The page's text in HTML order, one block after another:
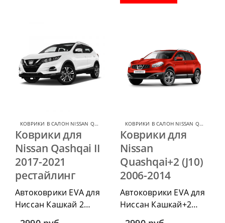
водительский коврик,
КОВРИКИ В САЛОН NISSAN QASHQAI КОВРИКИ В САЛОН ДЛЯ NISSAN
Коврики для
Nissan Qashqai II
2017-2021
рестайлинг
Автоковрики EVA для
Ниссан Кашкай 2
КОВРИКИ В САЛОН NISSAN QASHQAI
Коврики для
Nissan
Quashqai+2 (J10)
2006-2014
Автоковрики EVA для
Ниссан Кашкай+2